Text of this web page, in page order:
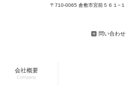
〒710-0065 倉敷市宮前５６１−１
問い合わせ
会社概要
Company